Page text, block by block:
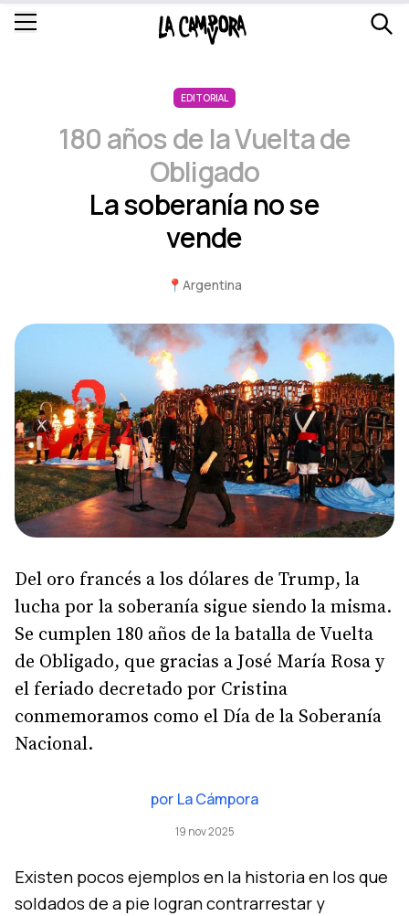
EDITORIAL
180 años de la Vuelta de
Obligado
La soberanía no se
vende
📍 Argentina
Del oro francés a los dólares de Trump, la
lucha por la soberanía sigue siendo la misma.
Se cumplen 180 años de la batalla de Vuelta
de Obligado, que gracias a José María Rosa y
el feriado decretado por Cristina
conmemoramos como el Día de la Soberanía
Nacional.
por La Cámpora
19 nov 2025
Existen pocos ejemplos en la historia en los que
soldados de a pie logran contrarrestar y